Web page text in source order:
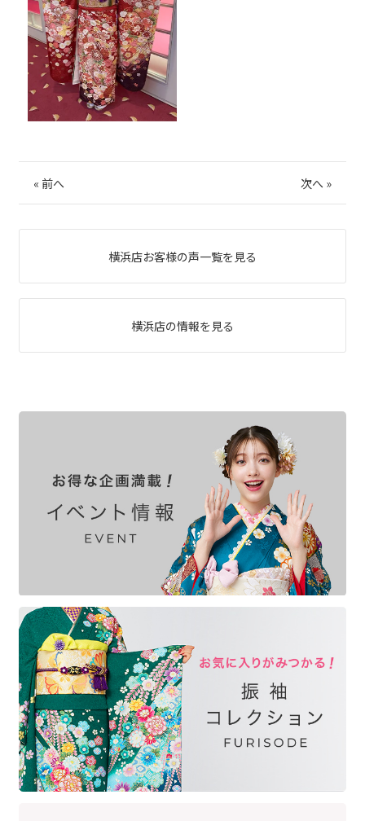
« 前へ 次へ »
横浜店お客様の声一覧を見る
横浜店の情報を見る